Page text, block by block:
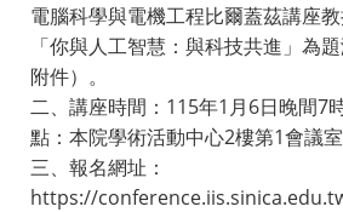
電腦科學與電機工程比爾蓋茲講座
「你與人工智慧：與科技共進」為
附件）。
二、講座時間：115年1月6日晚間7
點：本院學術活動中心2樓第1會議室
三、報名網址：
https://